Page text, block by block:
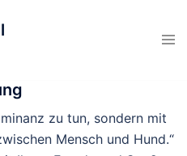
zu tun, sondern mit
Mensch und Hund.“